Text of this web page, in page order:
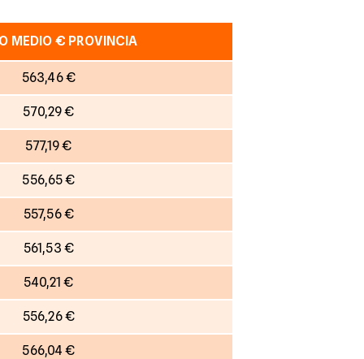
MEDIO € PROVINCIA
563,46 €
570,29 €
577,19 €
556,65 €
557,56 €
561,53 €
540,21 €
556,26 €
566,04 €